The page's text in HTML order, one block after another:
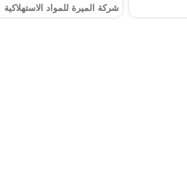
شركة الميرة للمواد الاستهلاكية